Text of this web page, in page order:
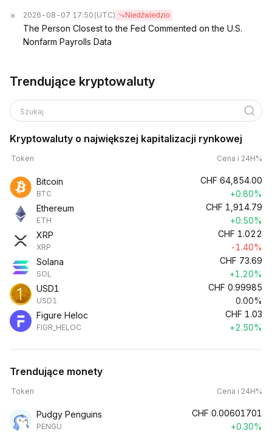
2026-08-07 17:50 (UTC) Niedźwiedzio
The Person Closest to the Fed Commented on the U.S.
Nonfarm Payrolls Data
Trendujące kryptowaluty
Szukaj
Kryptowaluty o największej kapitalizacji rynkowej
Token Cena i 24H%
Bitcoin
BTC
CHF 64,854.00
+0.80%
Ethereum
ETH
CHF 1,914.79
+0.50%
XRP
XRP
CHF 1.022
-1.40%
Solana
SOL
CHF 73.69
+1.20%
USD1
USD1
CHF 0.99985
0.00%
Figure Heloc
FIGR_HELOC
CHF 1.03
+2.50%
Trendujące monety
Token Cena i 24H%
Pudgy Penguins
PENGU
CHF 0.00601701
+0.30%